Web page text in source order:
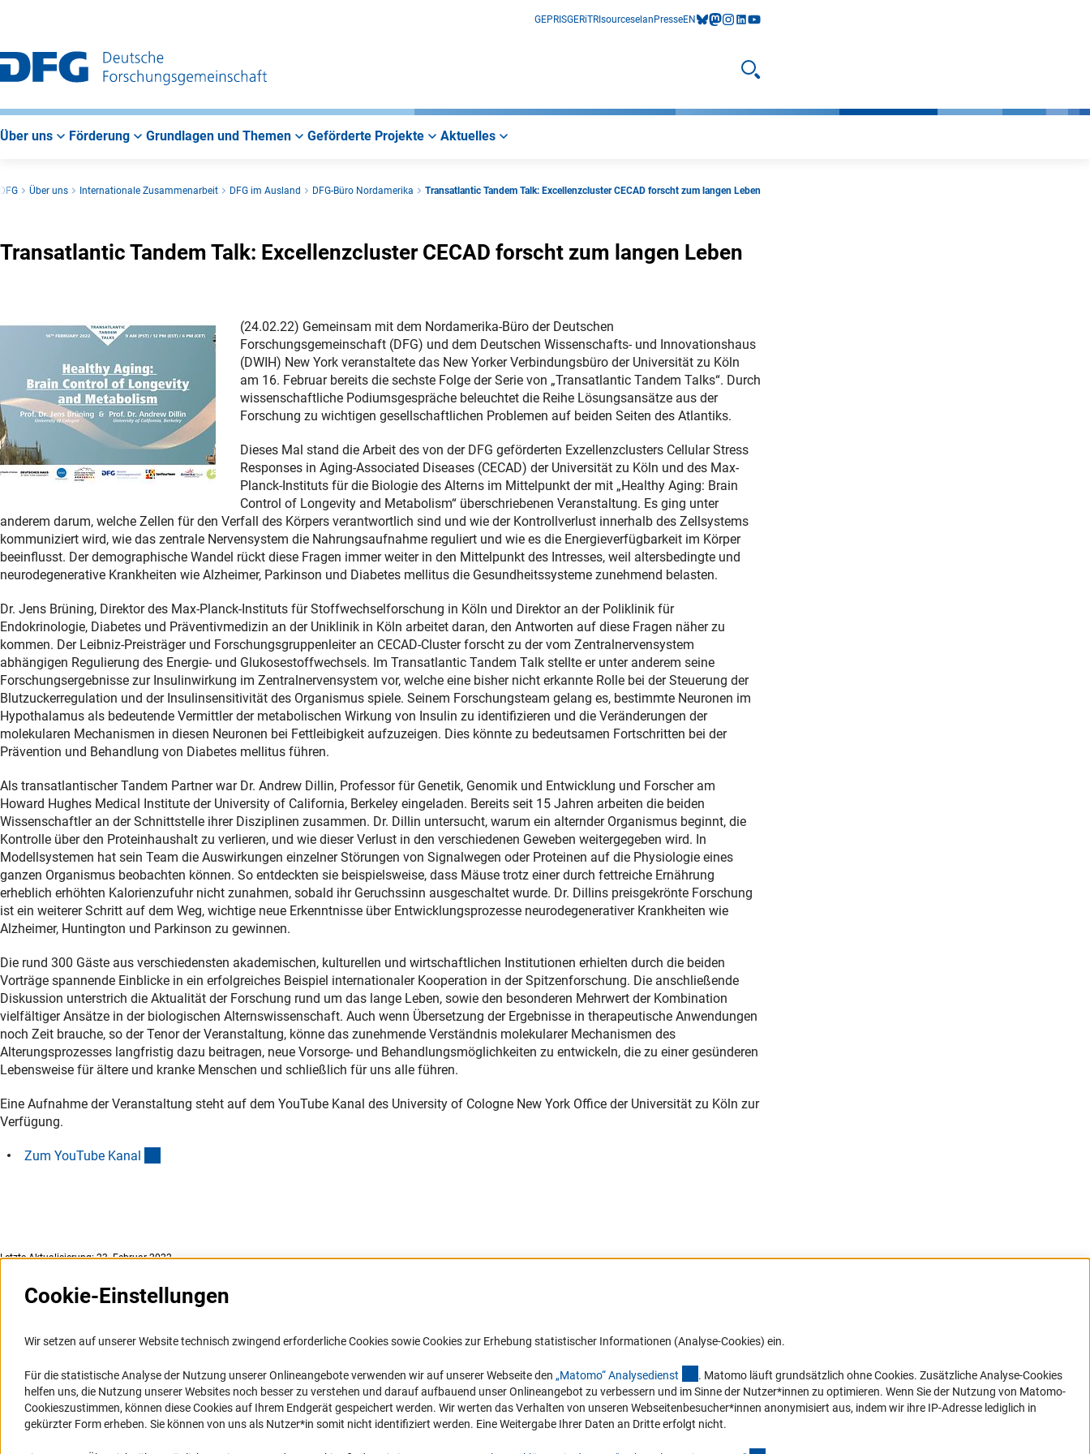
GEPRISGERiTRIsourceselan PresseEN bluesky
mastodon
instagram
linkedIn
youtube
Suche öffnen
Über uns Förderung Grundlagen und Themen Geförderte Projekte Aktuelles
DFG Über uns Internationale Zusammenarbeit DFG im Ausland DFG-Büro Nordamerika Transatlantic Tandem Talk: Excellenzcluster CECAD forscht zum langen Leben
Transatlantic Tandem Talk: Excellenzcluster CECAD forscht zum langen Leben
(24.02.22) Gemeinsam mit dem Nordamerika-Büro der Deutschen
Forschungsgemeinschaft (DFG) und dem Deutschen Wissenschafts- und Innovationshaus
(DWIH) New York veranstaltete das New Yorker Verbindungsbüro der Universität zu Köln
am 16. Februar bereits die sechste Folge der Serie von „Transatlantic Tandem Talks“. Durch
wissenschaftliche Podiumsgespräche beleuchtet die Reihe Lösungsansätze aus der
Forschung zu wichtigen gesellschaftlichen Problemen auf beiden Seiten des Atlantiks.
Dieses Mal stand die Arbeit des von der DFG geförderten Exzellenzclusters Cellular Stress
Responses in Aging-Associated Diseases (CECAD) der Universität zu Köln und des Max-
Planck-Instituts für die Biologie des Alterns im Mittelpunkt der mit „Healthy Aging: Brain
Control of Longevity and Metabolism“ überschriebenen Veranstaltung. Es ging unter
anderem darum, welche Zellen für den Verfall des Körpers verantwortlich sind und wie der Kontrollverlust innerhalb des Zellsystems
kommuniziert wird, wie das zentrale Nervensystem die Nahrungsaufnahme reguliert und wie es die Energieverfügbarkeit im Körper
beeinflusst. Der demographische Wandel rückt diese Fragen immer weiter in den Mittelpunkt des Intresses, weil altersbedingte und
neurodegenerative Krankheiten wie Alzheimer, Parkinson und Diabetes mellitus die Gesundheitssysteme zunehmend belasten.
Dr. Jens Brüning, Direktor des Max-Planck-Instituts für Stoffwechselforschung in Köln und Direktor an der Poliklinik für
Endokrinologie, Diabetes und Präventivmedizin an der Uniklinik in Köln arbeitet daran, den Antworten auf diese Fragen näher zu
kommen. Der Leibniz-Preisträger und Forschungsgruppenleiter an CECAD-Cluster forscht zu der vom Zentralnervensystem
abhängigen Regulierung des Energie- und Glukosestoffwechsels. Im Transatlantic Tandem Talk stellte er unter anderem seine
Forschungsergebnisse zur Insulinwirkung im Zentralnervensystem vor, welche eine bisher nicht erkannte Rolle bei der Steuerung der
Blutzuckerregulation und der Insulinsensitivität des Organismus spiele. Seinem Forschungsteam gelang es, bestimmte Neuronen im
Hypothalamus als bedeutende Vermittler der metabolischen Wirkung von Insulin zu identifizieren und die Veränderungen der
molekularen Mechanismen in diesen Neuronen bei Fettleibigkeit aufzuzeigen. Dies könnte zu bedeutsamen Fortschritten bei der
Prävention und Behandlung von Diabetes mellitus führen.
Als transatlantischer Tandem Partner war Dr. Andrew Dillin, Professor für Genetik, Genomik und Entwicklung und Forscher am
Howard Hughes Medical Institute der University of California, Berkeley eingeladen. Bereits seit 15 Jahren arbeiten die beiden
Wissenschaftler an der Schnittstelle ihrer Disziplinen zusammen. Dr. Dillin untersucht, warum ein alternder Organismus beginnt, die
Kontrolle über den Proteinhaushalt zu verlieren, und wie dieser Verlust in den verschiedenen Geweben weitergegeben wird. In
Modellsystemen hat sein Team die Auswirkungen einzelner Störungen von Signalwegen oder Proteinen auf die Physiologie eines
ganzen Organismus beobachten können. So entdeckten sie beispielsweise, dass Mäuse trotz einer durch fettreiche Ernährung
erheblich erhöhten Kalorienzufuhr nicht zunahmen, sobald ihr Geruchssinn ausgeschaltet wurde. Dr. Dillins preisgekrönte Forschung
ist ein weiterer Schritt auf dem Weg, wichtige neue Erkenntnisse über Entwicklungsprozesse neurodegenerativer Krankheiten wie
Alzheimer, Huntington und Parkinson zu gewinnen.
Die rund 300 Gäste aus verschiedensten akademischen, kulturellen und wirtschaftlichen Institutionen erhielten durch die beiden
Vorträge spannende Einblicke in ein erfolgreiches Beispiel internationaler Kooperation in der Spitzenforschung. Die anschließende
Diskussion unterstrich die Aktualität der Forschung rund um das lange Leben, sowie den besonderen Mehrwert der Kombination
vielfältiger Ansätze in der biologischen Alternswissenschaft. Auch wenn Übersetzung der Ergebnisse in therapeutische Anwendungen
noch Zeit brauche, so der Tenor der Veranstaltung, könne das zunehmende Verständnis molekularer Mechanismen des
Alterungsprozesses langfristig dazu beitragen, neue Vorsorge- und Behandlungsmöglichkeiten zu entwickeln, die zu einer gesünderen
Lebensweise für ältere und kranke Menschen und schließlich für uns alle führen.
Eine Aufnahme der Veranstaltung steht auf dem YouTube Kanal des University of Cologne New York Office der Universität zu Köln zur
Verfügung.
Zum YouTube Kanal
Letzte Aktualisierung: 23. Februar 2022
Informationssysteme
Portal Wissenschaftliche Integrität
GEPRIS
GEPRIS historisch
FAQ
Karriere
Logo und Corporate Design
mit Behinderungen
Erklärung zur Barrierefreiheit
Barriere melden
in Ihr Mailpostfach oder schauen Sie sich
die Ausgaben online an.
Zum Newsletter
Cookie-Einstellungen
Wir setzen auf unserer Website technisch zwingend erforderliche Cookies sowie Cookies zur Erhebung statistischer Informationen (Analyse-Cookies) ein.
Für die statistische Analyse der Nutzung unserer Onlineangebote verwenden wir auf unserer Webseite den „Matomo“ Analysedienst (externer Link)
. Matomo läuft grundsätzlich ohne Cookies. Zusätzliche Analyse-Cookies
helfen uns, die Nutzung unserer Websites noch besser zu verstehen und darauf aufbauend unser Onlineangebot zu verbessern und im Sinne der Nutzer*innen zu optimieren. Wenn Sie der Nutzung von Matomo-
Cookieszustimmen, können diese Cookies auf Ihrem Endgerät gespeichert werden. Wir werten das Verhalten von unseren Webseitenbesucher*innen anonymisiert aus, indem wir ihre IP-Adresse lediglich in
gekürzter Form erheben. Sie können von uns als Nutzer*in somit nicht identifiziert werden. Eine Weitergabe Ihrer Daten an Dritte erfolgt nicht.